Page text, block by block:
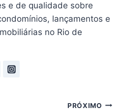
e de qualidade sobre
lançamentos e
no Rio de
PRÓXIMO